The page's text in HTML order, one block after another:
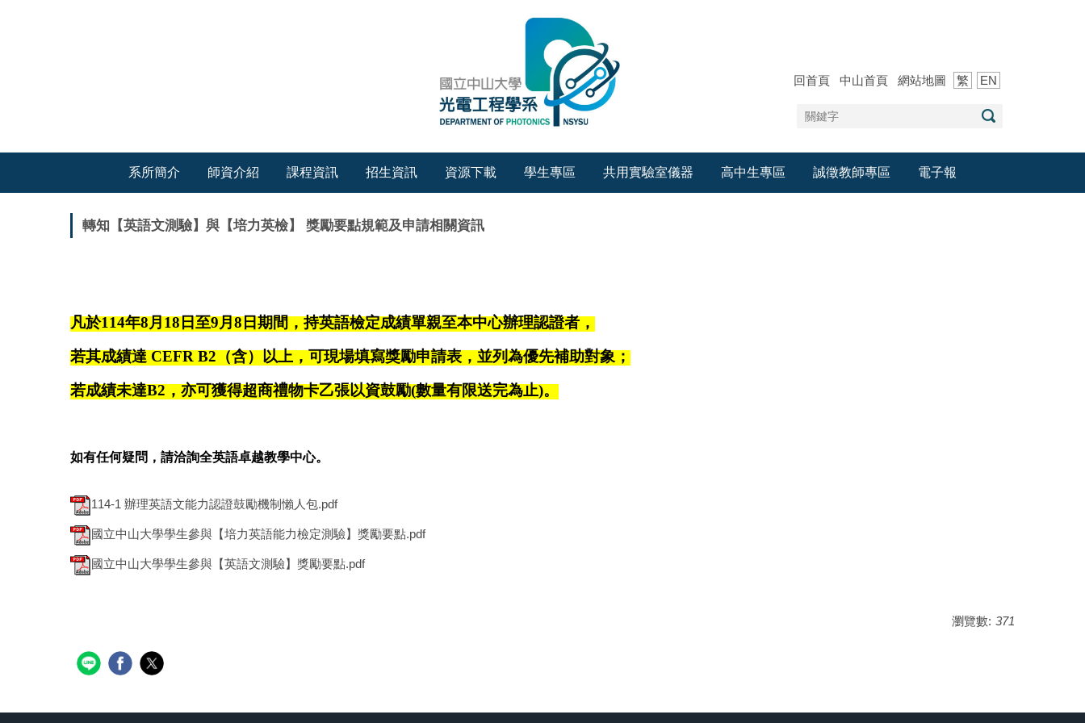
回首頁 中山首頁 網站地圖 繁 EN
系所簡介 師資介紹 課程資訊 招生資訊 資源下載 學生專區 共用實驗室儀器 高中生專區 誠徵教師專區 電子報
轉知【英語文測驗】與【培力英檢】 獎勵要點規範及申請相關資訊
凡於114年8月18日至9月8日期間，持英語檢定成績單親至本中心辦理認證者，
若其成績達 CEFR B2（含）以上，可現場填寫獎勵申請表，並列為優先補助對象；
若成績未達B2，亦可獲得超商禮物卡乙張以資鼓勵(數量有限送完為止)。
如有任何疑問，請洽詢全英語卓越教學中心。
114-1 辦理英語文能力認證鼓勵機制懶人包.pdf
國立中山大學學生參與【培力英語能力檢定測驗】獎勵要點.pdf
國立中山大學學生參與【英語文測驗】獎勵要點.pdf
瀏覽數: 371